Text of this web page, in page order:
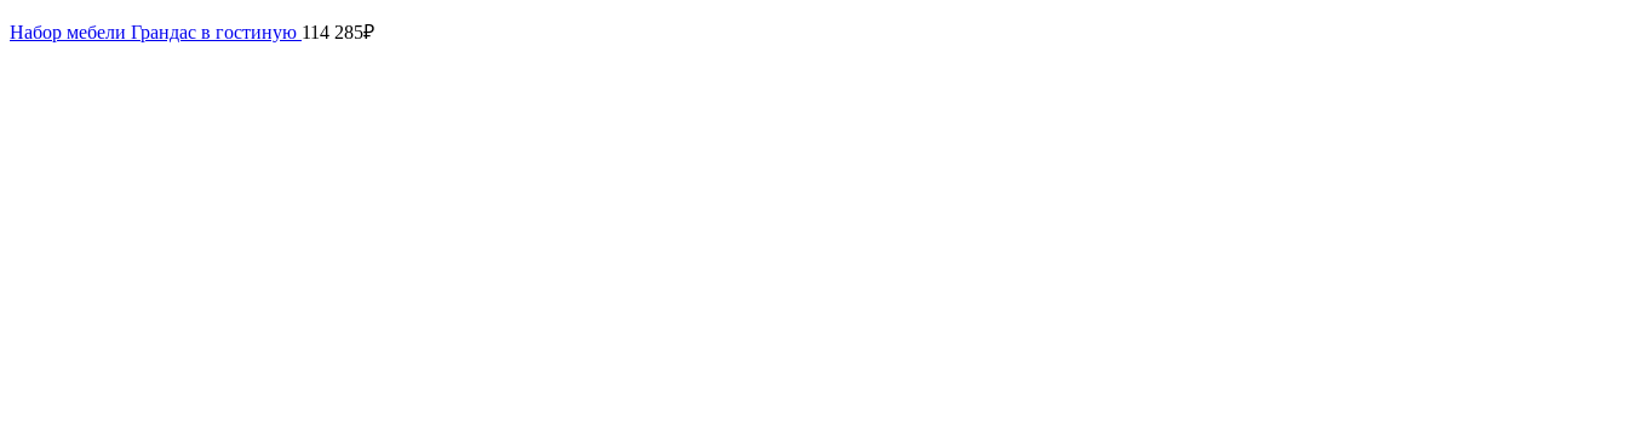
Набор мебели Грандас в гостиную 114 285₽